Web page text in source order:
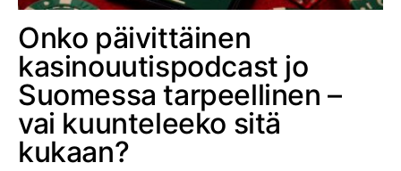
Onko päivittäinen
kasinouutispodcast jo
Suomessa tarpeellinen –
vai kuunteleeko sitä
kukaan?